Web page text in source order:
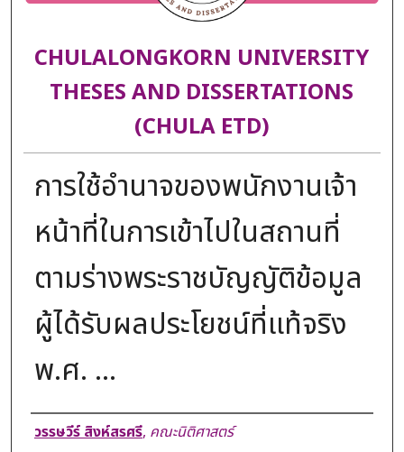
CHULALONGKORN UNIVERSITY
THESES AND DISSERTATIONS
(CHULA ETD)
การใช้อำนาจของพนักงานเจ้า
หน้าที่ในการเข้าไปในสถานที่
ตามร่างพระราชบัญญัติข้อมูล
ผู้ได้รับผลประโยชน์ที่แท้จริง
พ.ศ. ...
Author
วรรษวีร์ สิงห์สรศรี, คณะนิติศาสตร์